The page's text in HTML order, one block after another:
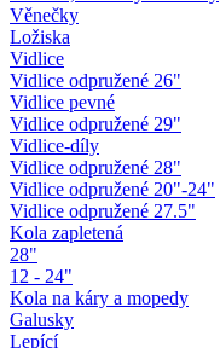
Věnečky
Ložiska
Vidlice
Vidlice odpružené 26"
Vidlice pevné
Vidlice odpružené 29"
Vidlice-díly
Vidlice odpružené 28"
Vidlice odpružené 20"-24"
Vidlice odpružené 27.5"
Kola zapletená
28"
12 - 24"
Kola na káry a mopedy
Galusky
Lepící